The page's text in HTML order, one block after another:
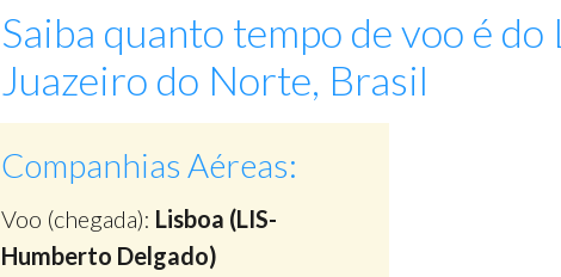
Saiba quanto tempo de voo é do
Juazeiro do Norte, Brasil
Companhias Aéreas:
Voo (chegada): Lisboa (LIS-
Humberto Delgado)